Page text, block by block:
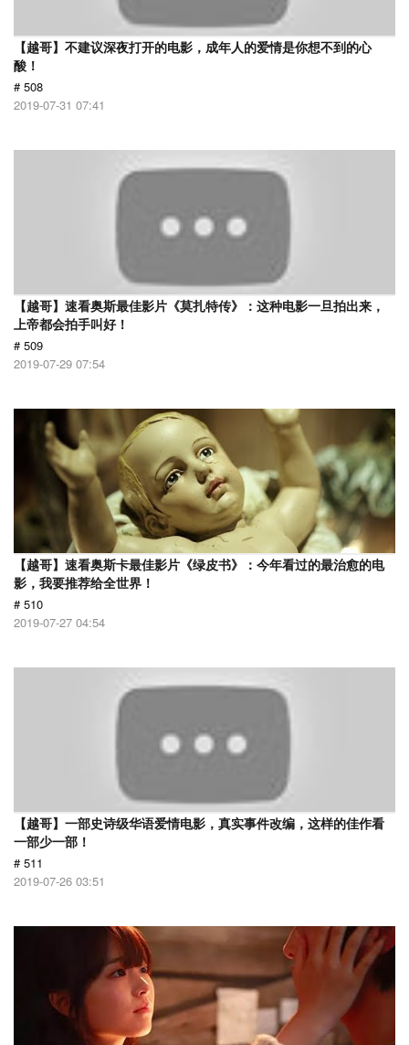
【越哥】不建议深夜打开的电影，成年人的爱情是你想不到的心
酸！
# 508
2019-07-31 07:41
【越哥】速看奥斯最佳影片《莫扎特传》：这种电影一旦拍出来，
上帝都会拍手叫好！
# 509
2019-07-29 07:54
【越哥】速看奥斯卡最佳影片《绿皮书》：今年看过的最治愈的电
影，我要推荐给全世界！
# 510
2019-07-27 04:54
【越哥】一部史诗级华语爱情电影，真实事件改编，这样的佳作看
一部少一部！
# 511
2019-07-26 03:51